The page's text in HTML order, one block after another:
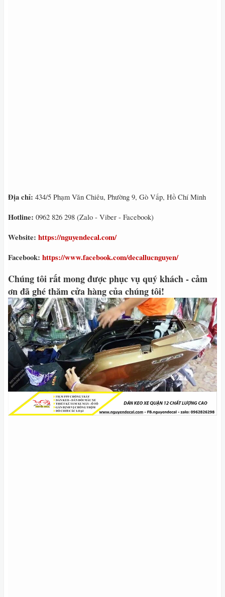
Địa chỉ: 434/5 Phạm Văn Chiêu, Phường 9, Gò Vấp, Hồ Chí Minh
Hotline: 0962 826 298 (Zalo - Viber - Facebook)
Website: https://nguyendecal.com/
Facebook: https://www.facebook.com/decallucnguyen/
Chúng tôi rất mong được phục vụ quý khách - cảm
ơn đã ghé thăm cửa hàng của chúng tôi!